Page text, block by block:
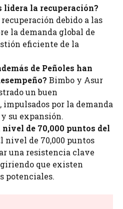
lidera la recuperación?
debido a las
la demanda global de
eficiente de la
de Peñoles han
Bimbo y Asur
un buen
por la demanda
su expansión.
de 70,000 puntos del
nivel de 70,000 puntos
una resistencia clave
que existen
potenciales.